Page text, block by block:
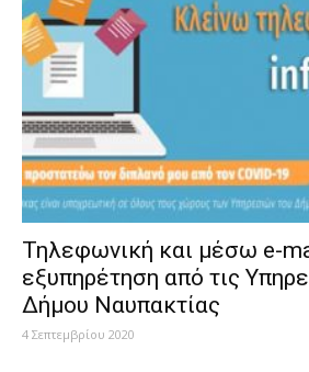
Τηλεφωνική και μέσω e-
εξυπηρέτηση από τις
Δήμου Ναυπακτίας
4 Σεπτεμβρίου 2020